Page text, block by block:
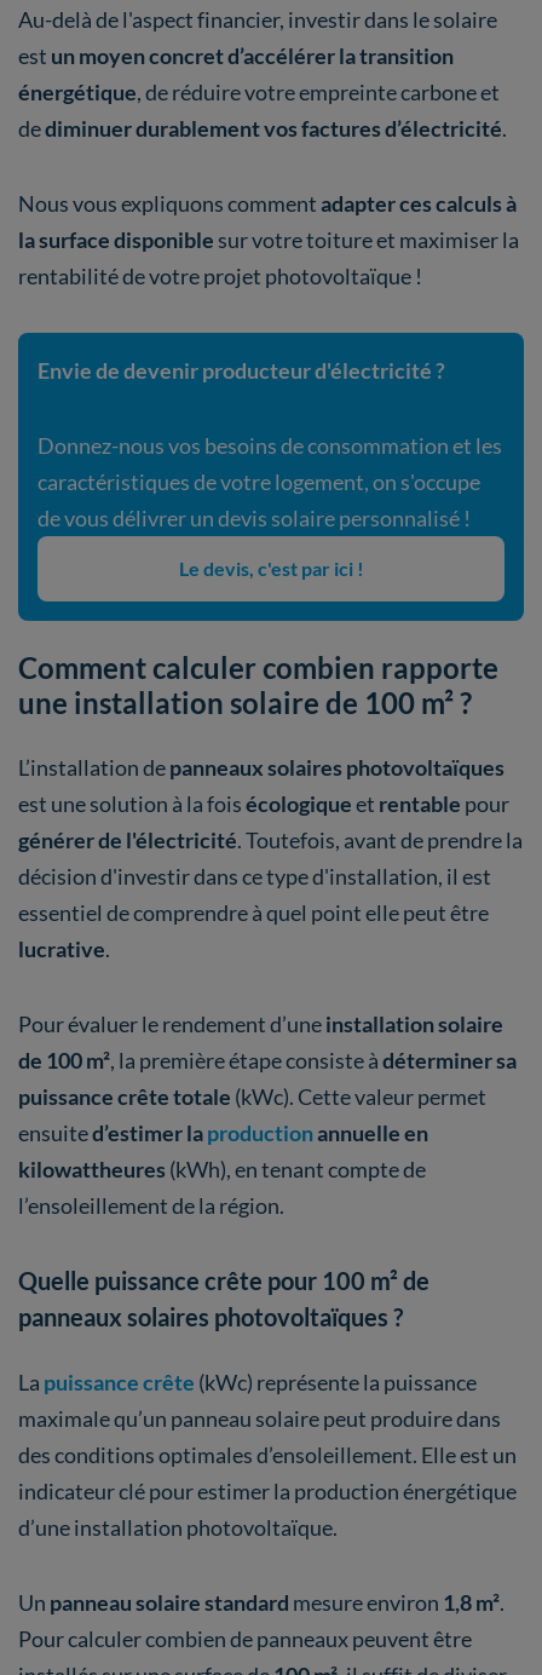
Au-delà de l'aspect financier, investir dans le solaire
est un moyen concret d’accélérer la transition
énergétique, de réduire votre empreinte carbone et
dediminuer durablement vos factures d’électricité.
Nous vous expliquons commentadapter ces calculs à
la surface disponible sur votre toiture et maximiser la
rentabilité de votre projet photovoltaïque !
Envie de devenir producteur d'électricité ?
Donnez-nous vos besoins de consommation et les
caractéristiques de votre logement, on s'occupe
de vous délivrer un devis solaire personnalisé !
Le devis, c'est par ici !
Comment calculer combien rapporte
une installation solaire de 100 m² ?
L’installation depanneaux solaires photovoltaïques
est une solution à la foisécologiqueet rentable pour
générer de l'électricité. Toutefois, avant de prendre la
décision d'investir dans ce type d'installation, il est
essentiel de comprendre à quel point elle peut être
lucrative.
Pour évaluer le rendement d’uneinstallation solaire
de 100 m², la première étape consiste àdéterminer sa
puissance crête totale (kWc). Cette valeur permet
ensuited’estimer laproductionannuelle en
kilowattheures (kWh), en tenant compte de
l’ensoleillement de la région.
Quelle puissance crête pour 100 m² de
panneaux solaires photovoltaïques ?
La puissance crête (kWc) représente la puissance
maximale qu’un panneau solaire peut produire dans
des conditions optimales d’ensoleillement. Elle est un
indicateur clé pour estimer la production énergétique
d’une installation photovoltaïque.
Un panneau solaire standard mesure environ 1,8 m².
Pour calculer combien de panneaux peuvent être